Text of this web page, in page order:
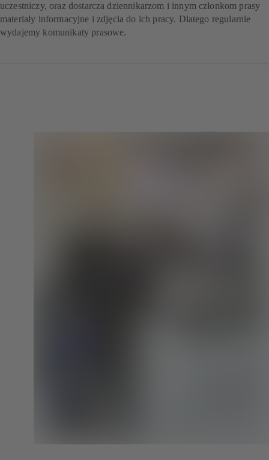
uczestniczy, oraz dostarcza dziennikarzom i innym członkom prasy
materiały informacyjne i zdjęcia do ich pracy. Dlatego regularnie
wydajemy komunikaty prasowe.